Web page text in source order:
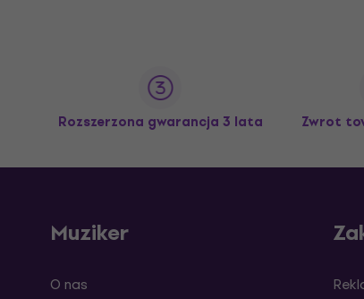
Rozszerzona gwarancja 3 lata Zwrot
Muziker
O nas